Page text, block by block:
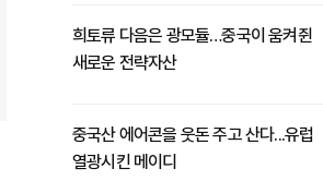
희토류 다음은 광모듈…중국이 움켜쥔
새로운 전략자산
중국산 에어콘을 웃돈 주고 산다...유럽
열광시킨 메이디